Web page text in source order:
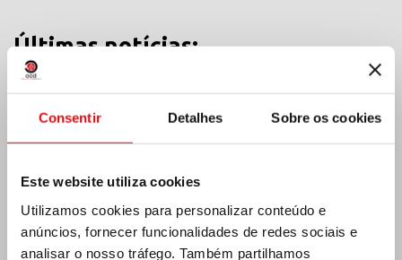
Consentir Detalhes Sobre os cookies
Este website utiliza cookies
Utilizamos cookies para personalizar conteúdo e
anúncios, fornecer funcionalidades de redes sociais e
analisar o nosso tráfego. Também partilhamos
Últimas notícias: